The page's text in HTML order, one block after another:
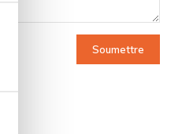
Soumettre